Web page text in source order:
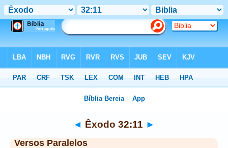
◄ Êxodo 32:11 ►
Versos Paralelos